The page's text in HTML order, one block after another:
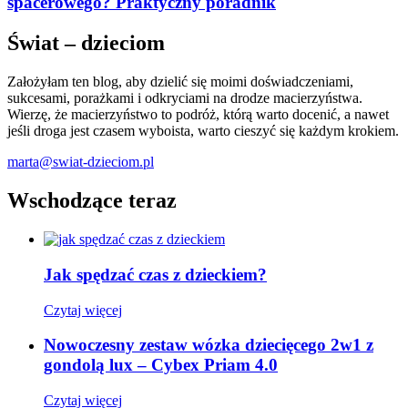
Świat – dzieciom
Założyłam ten blog, aby dzielić się moimi doświadczeniami,
sukcesami, porażkami i odkryciami na drodze macierzyństwa.
Wierzę, że macierzyństwo to podróż, którą warto docenić, a nawet
jeśli droga jest czasem wyboista, warto cieszyć się każdym krokiem.
marta@swiat-dzieciom.pl
Wschodzące teraz
Jak spędzać czas z dzieckiem?
Czytaj więcej
Nowoczesny zestaw wózka dziecięcego 2w1 z
gondolą lux – Cybex Priam 4.0
Czytaj więcej